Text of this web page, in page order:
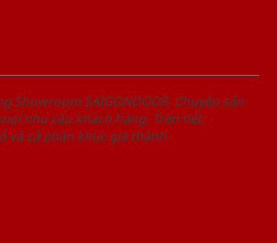
SAIGONDOOR. Chuyên sản
nhu cầu khách hàng. Trên hết,
và cả phân khúc giá thành.